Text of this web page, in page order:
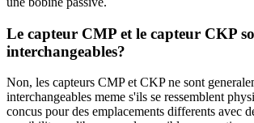
Le capteur CMP et le capteur CKP
interchangeables?
Non, les capteurs CMP et CKP ne sont
interchangeables meme s'ils se ressemblent
concus pour des emplacements differents avec